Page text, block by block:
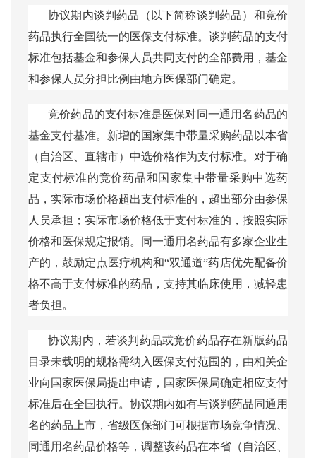
协议期内谈判药品（以下简称谈判药品）和竞价
药品执行全国统一的医保支付标准。谈判药品的支付
标准包括基金和参保人员共同支付的全部费用，基金
和参保人员分担比例由地方医保部门确定。
竞价药品的支付标准是医保对同一通用名药品的
基金支付基准。新增的国家集中带量采购药品以本省
（自治区、直辖市）中选价格作为支付标准。对于确
定支付标准的竞价药品和国家集中带量采购中选药
品，实际市场价格超出支付标准的，超出部分由参保
人员承担；实际市场价格低于支付标准的，按照实际
价格和医保规定报销。同一通用名药品有多家企业生
产的，鼓励定点医疗机构和“双通道”药店优先配备价
格不高于支付标准的药品，支持其临床使用，减轻患
者负担。
协议期内，若谈判药品或竞价药品存在新版药品
目录未载明的规格需纳入医保支付范围的，由相关企
业向国家医保局提出申请，国家医保局确定相应支付
标准后在全国执行。协议期内如有与谈判药品同通用
名的药品上市，省级医保部门可根据市场竞争情况、
同通用名药品价格等，调整该药品在本省（自治区、